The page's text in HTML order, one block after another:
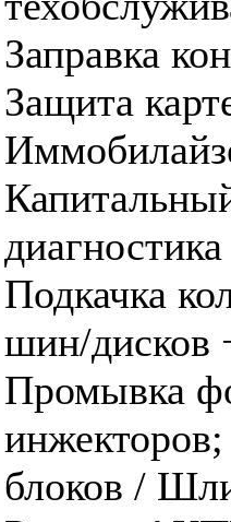
Заправка
Защита
Подкачка
шин/дисков
Промывка
блоков /